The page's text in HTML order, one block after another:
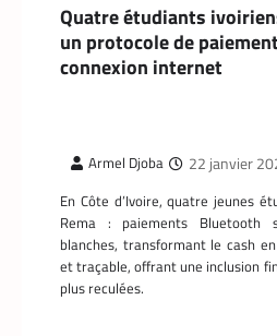
Quatre étudiants
un protocole de
connexion internet
Armel Djoba 22 janvier
En Côte d’Ivoire, quatre jeunes
Rema : paiements Bluetooth
blanches, transformant le cash
et traçable, offrant une inclusion
plus reculées.